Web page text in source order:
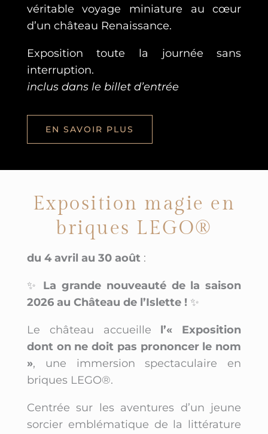
véritable voyage miniature au cœur
d’un château Renaissance.
Exposition toute la journée sans
interruption.
inclus dans le billet d’entrée
EN SAVOIR PLUS
Exposition magie en
briques LEGO®
du 4 avril au 30 août :
✨ La grande nouveauté de la saison
2026 au Château de l’Islette !✨
Le château accueille l’« Exposition
dont on ne doit pas prononcer le nom
», une immersion spectaculaire en
briques LEGO®.
Centrée sur les aventures d’un jeune
sorcier emblématique de la littérature